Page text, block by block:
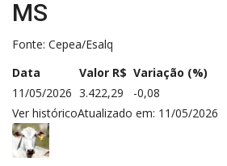
MS
Fonte: Cepea/Esalq
Data
Valor R$ Variação (%)
11/05/2026 3.422,29
-0,08
Ver históricoAtualizado em: 11/05/2026